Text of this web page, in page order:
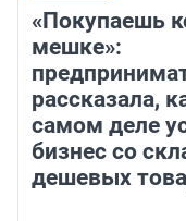
«Покупаешь
мешке»:
рассказала,
самом деле
бизнес со
дешевых